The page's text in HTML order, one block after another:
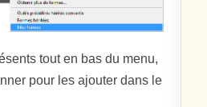
tout en bas du menu,
pour les ajouter dans le